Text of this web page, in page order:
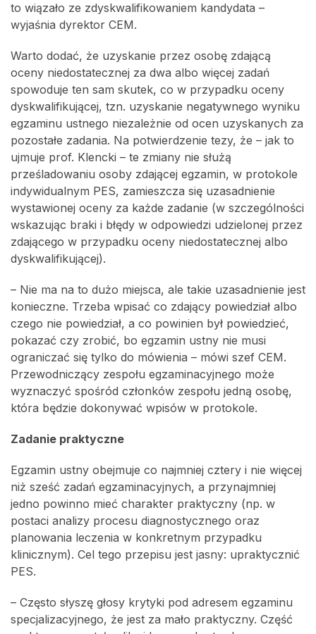
to wiązało ze zdyskwalifikowaniem kandydata –
wyjaśnia dyrektor CEM.
Warto dodać, że uzyskanie przez osobę zdającą
oceny niedostatecznej za dwa albo więcej zadań
spowoduje ten sam skutek, co w przypadku oceny
dyskwalifikującej, tzn. uzyskanie negatywnego wyniku
egzaminu ustnego niezależnie od ocen uzyskanych za
pozostałe zadania. Na potwierdzenie tezy, że – jak to
ujmuje prof. Klencki – te zmiany nie służą
prześladowaniu osoby zdającej egzamin, w protokole
indywidualnym PES, zamieszcza się uzasadnienie
wystawionej oceny za każde zadanie (w szczególności
wskazując braki i błędy w odpowiedzi udzielonej przez
zdającego w przypadku oceny niedostatecznej albo
dyskwalifikującej).
– Nie ma na to dużo miejsca, ale takie uzasadnienie jest
konieczne. Trzeba wpisać co zdający powiedział albo
czego nie powiedział, a co powinien był powiedzieć,
pokazać czy zrobić, bo egzamin ustny nie musi
ograniczać się tylko do mówienia – mówi szef CEM.
Przewodniczący zespołu egzaminacyjnego może
wyznaczyć spośród członków zespołu jedną osobę,
która będzie dokonywać wpisów w protokole.
Zadanie praktyczne
Egzamin ustny obejmuje co najmniej cztery i nie więcej
niż sześć zadań egzaminacyjnych, a przynajmniej
jedno powinno mieć charakter praktyczny (np. w
postaci analizy procesu diagnostycznego oraz
planowania leczenia w konkretnym przypadku
klinicznym). Cel tego przepisu jest jasny: upraktycznić
PES.
– Często słyszę głosy krytyki pod adresem egzaminu
specjalizacyjnego, że jest za mało praktyczny. Część